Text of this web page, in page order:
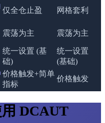
仅全仓止盈 网格套利
震荡为主 震荡为主
统一设置 (基
础)
统一设置
(基础)
价格触发+简单
指标
价格触发
DCAUT